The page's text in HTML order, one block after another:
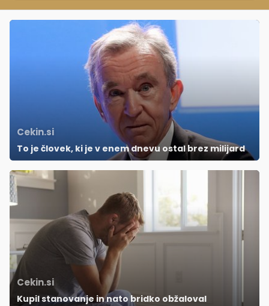
Cekin.si
To je človek, ki je v enem dnevu ostal brez milijard
Cekin.si
Kupil stanovanje in nato bridko obžaloval